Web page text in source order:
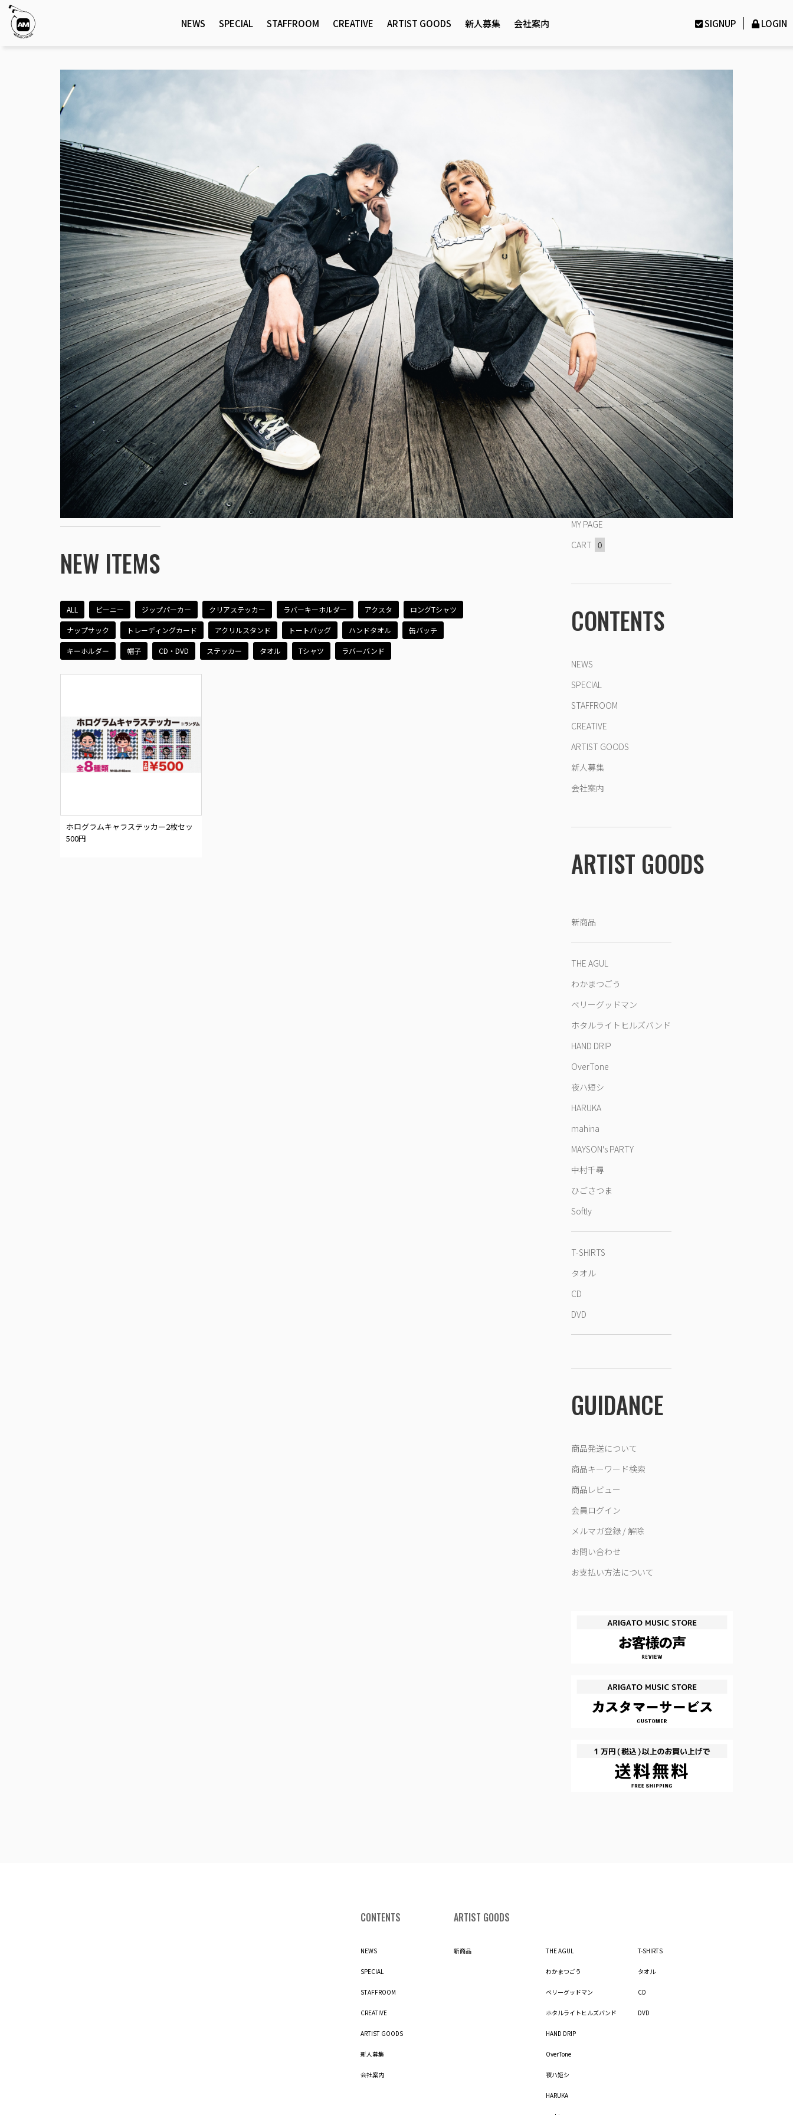
NEWS SPECIAL STAFFROOM CREATIVE ARTIST GOODS 新人募集 会社案内 SIGNUP LOGIN
NEW ITEMS
ALL ビーニー ジップパーカー クリアステッカー ラバーキーホルダー アクスタ ロングTシャツ
ナップサック トレーディングカード アクリルスタンド トートバッグ ハンドタオル 缶バッチ
キーホルダー 帽子 CD・DVD ステッカー タオル Tシャツ ラバーバンド
ホログラムキャラステッカー2枚セッ
ト
500円
MY PAGE
CART 0
CONTENTS
NEWS
SPECIAL
STAFFROOM
CREATIVE
ARTIST GOODS
新人募集
会社案内
ARTIST GOODS
新商品
THE AGUL
わかまつごう
ベリーグッドマン
ホタルライトヒルズバンド
HAND DRIP
OverTone
夜ハ短シ
HARUKA
mahina
MAYSON's PARTY
中村千尋
ひごさつま
Softly
T-SHIRTS
タオル
CD
DVD
GUIDANCE
商品発送について
商品キーワード検索
商品レビュー
会員ログイン
メルマガ登録 / 解除
お問い合わせ
お支払い方法について
CONTENTS
NEWS
SPECIAL
STAFFROOM
CREATIVE
ARTIST GOODS
新人募集
会社案内
ARTIST GOODS
新商品 THE AGUL
わかまつごう
ベリーグッドマン
ホタルライトヒルズバンド
HAND DRIP
OverTone
夜ハ短シ
HARUKA
T-SHIRTS
タオル
CD
DVD